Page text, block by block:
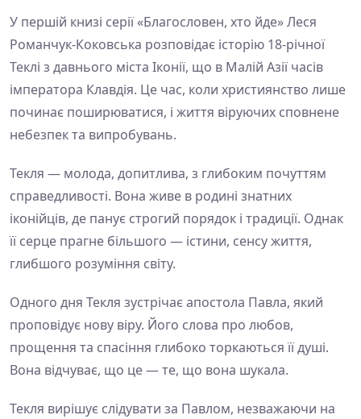
У першій книзі серії «Благословен, хто йде» Леся
Романчук-Коковська розповідає історію 18-річної
Теклі з давнього міста Іконії, що в Малій Азії часів
імператора Клавдія. Це час, коли християнство лише
починає поширюватися, і життя віруючих сповнене
небезпек та випробувань.
Текля — молода, допитлива, з глибоким почуттям
справедливості. Вона живе в родині знатних
іконійців, де панує строгий порядок і традиції. Однак
її серце прагне більшого — істини, сенсу життя,
глибшого розуміння світу.
Одного дня Текля зустрічає апостола Павла, який
проповідує нову віру. Його слова про любов,
прощення та спасіння глибоко торкаються її душі.
Вона відчуває, що це — те, що вона шукала.
Текля вирішує слідувати за Павлом, незважаючи на